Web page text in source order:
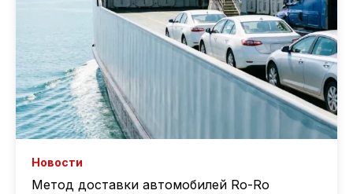
Новости
Метод доставки автомобилей Ro-Ro